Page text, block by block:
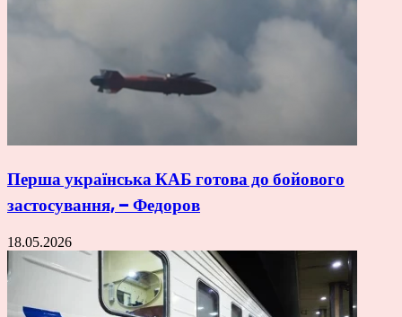
Перша українська КАБ готова до бойового
застосування, – Федоров
18.05.2026